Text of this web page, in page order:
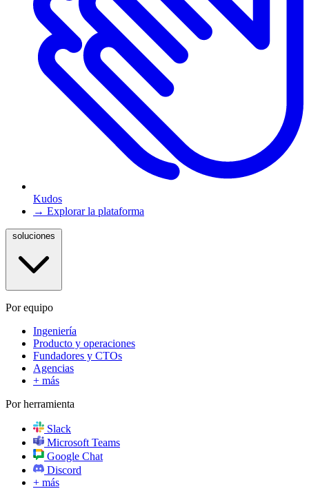
Kudos
→ Explorar la plataforma
Por equipo
Ingeniería
Producto y operaciones
Fundadores y CTOs
Agencias
+ más
Por herramienta
Slack
Microsoft Teams
Google Chat
Discord
+ más